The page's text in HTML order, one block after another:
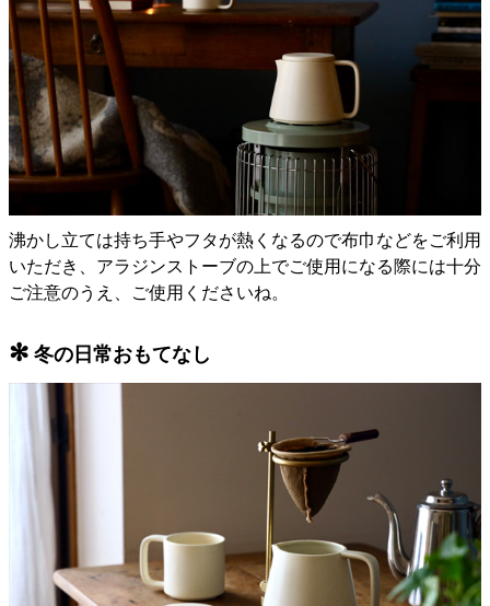
沸かし立ては持ち手やフタが熱くなるので布巾などをご利用
いただき、アラジンストーブの上でご使用になる際には十分
ご注意のうえ、ご使用くださいね。
✻ 冬の日常おもてなし